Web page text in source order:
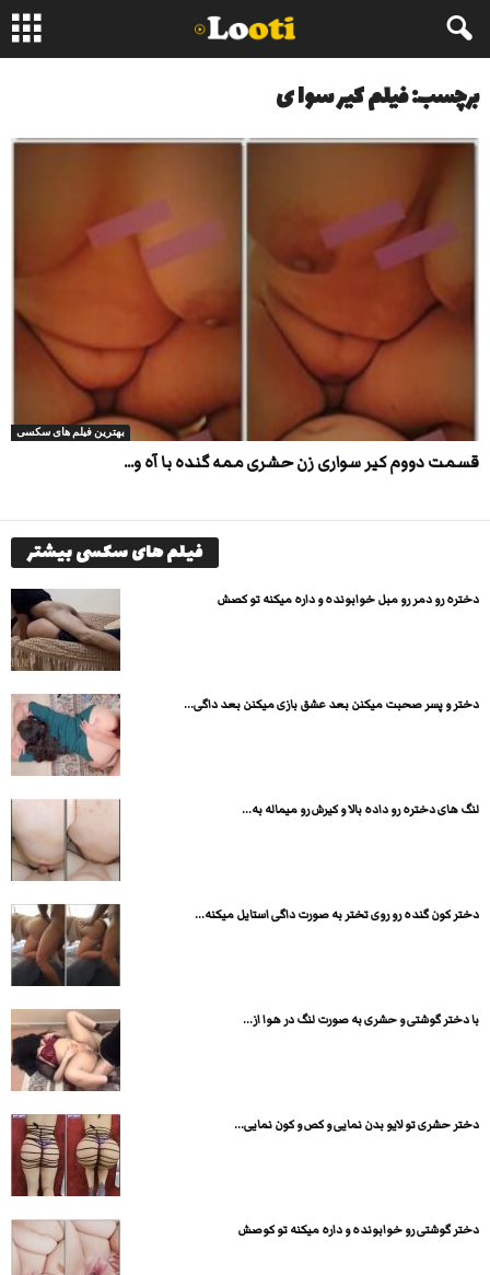
برچسب: فیلم کیر سوا ی
بهترین فیلم های سکسی
قسمت دووم کیر سواری زن حشری ممه گنده با آه و...
فیلم های سکسی بیشتر
دختره رو دمر رو مبل خوابونده و داره میکنه تو کصش
دختر و پسر صحبت میکنن بعد عشق بازی میکنن بعد داگی...
لنگ های دختره رو داده بالا و کیرش رو میماله به...
دختر کون گنده رو روی تختر به صورت داگی استایل میکنه...
با دختر گوشتی و حشری به صورت لنگ در هوا از...
دختر حشری تو لایو بدن نمایی و کص و کون نمایی...
دختر گوشتی رو خوابونده و داره میکنه تو کوصش